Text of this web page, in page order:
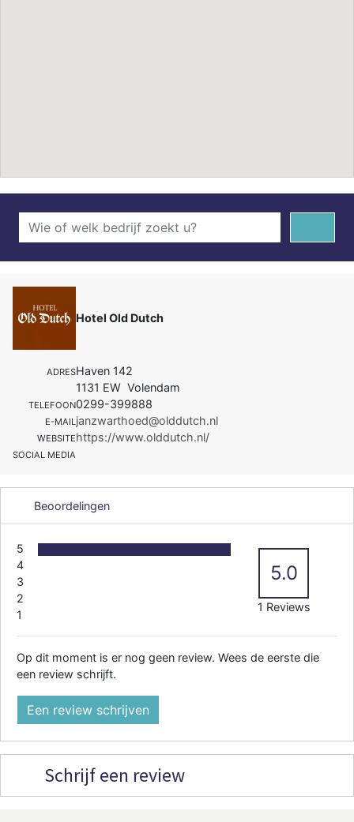
Hotel Old Dutch
ADRESHaven 142
1131 EW Volendam
TELEFOON0299-399888
E-MAILjanzwarthoed@olddutch.nl
WEBSITEhttps://www.olddutch.nl/
SOCIAL MEDIA
Beoordelingen
5
4
3
2
1
5.0
1 Reviews
Op dit moment is er nog geen review. Wees de eerste die
een review schrijft.
Een review schrijven
Schrijf een review